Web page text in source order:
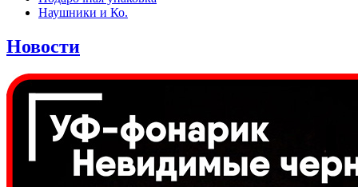
Наушники и Ко.
Новости